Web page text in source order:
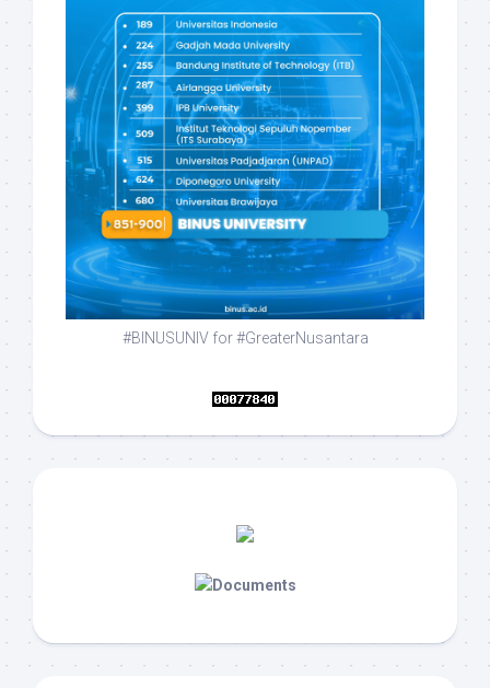
#BINUSUNIV for #GreaterNusantara